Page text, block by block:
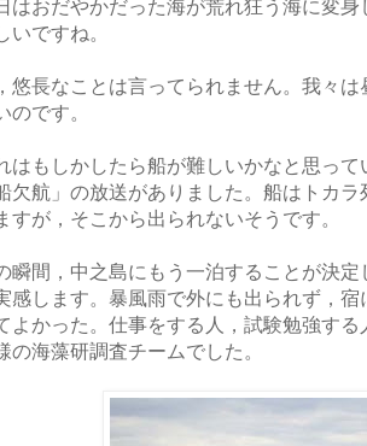
はおだやかだった海が荒れ狂う海に変
いですね。
悠長なことは言ってられません。我々
のです。
はもしかしたら船が難しいかなと思っ
欠航」の放送がありました。船はトカ
すが，そこから出られないそうです。
瞬間，中之島にもう一泊することが決
感します。暴風雨で外にも出られず，
よかった。仕事をする人，試験勉強す
の海藻研調査チームでした。